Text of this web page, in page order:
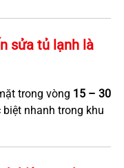
sửa tủ lạnh là
trong vòng 15 – 30
nhanh trong khu